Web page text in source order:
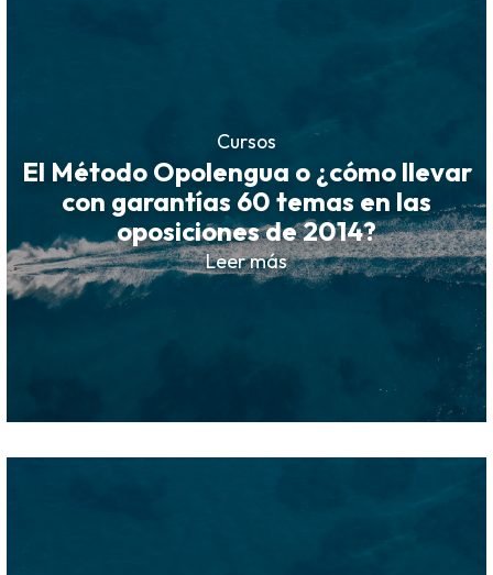
Cursos
El Método Opolengua o ¿cómo llevar
con garantías 60 temas en las
oposiciones de 2014?
Leer más